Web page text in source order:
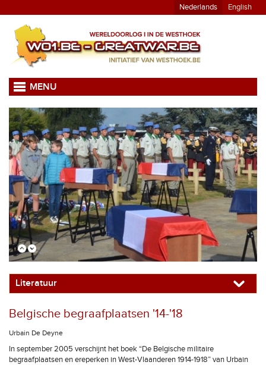
Nederlands English
MENU
Literatuur
Belgische begraafplaatsen '14-'18
Urbain De Deyne
In september 2005 verschijnt het boek “De Belgische militaire
begraafplaatsen en ereperken in West-Vlaanderen 1914-1918” van Urbain